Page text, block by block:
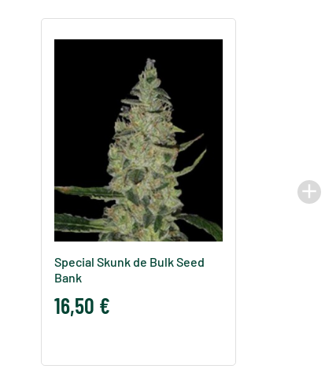
Special Skunk de Bulk Seed
Bank
16,50 €
add